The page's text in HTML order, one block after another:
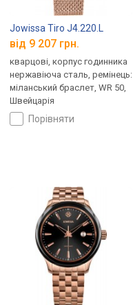
Jowissa Tiro J4.220.L
від 9 207 грн.
кварцові, корпус годинника
нержавіюча сталь, ремінець:
міланський браслет, WR 50,
Швейцарія
порівняти